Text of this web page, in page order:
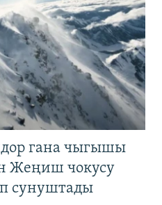
гана чыгышы
Жеңиш чокусу
сунуштады